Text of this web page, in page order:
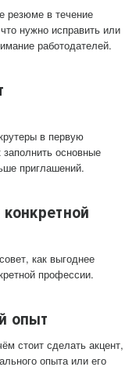
резюме в течение
нужно исправить или
работодателей.
в первую
основные
приглашений.
как выгоднее
профессии.
опыт
стоит сделать акцент,
опыта или его